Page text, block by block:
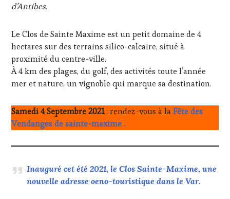
d’Antibes.
Le Clos de Sainte Maxime est un petit domaine de 4
hectares sur des terrains silico-calcaire, situé à
proximité du centre-ville.
À 4 km des plages, du golf, des activités toute l’année
mer et nature, un vignoble qui marque sa destination.
Samedi 4 Septembre 2021: rendez-vous à laFête des
Vendanges de sainte-maxime .
Inauguré cet été 2021, le Clos Sainte-Maxime, une
nouvelle adresse oeno-touristique dans le Var.